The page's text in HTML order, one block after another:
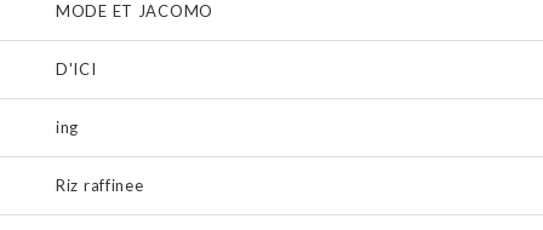
MODE ET JACOMO
D'ICI
ing
Riz raffinee